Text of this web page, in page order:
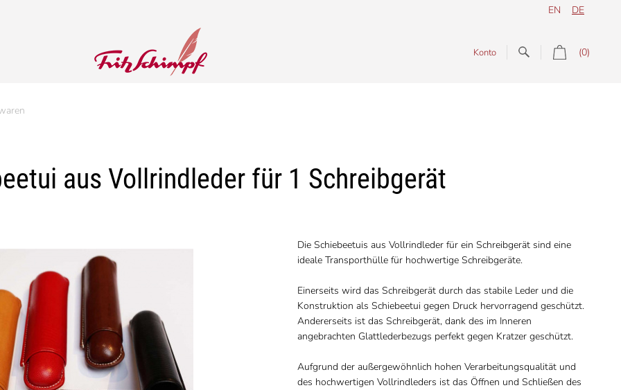
DE
EN
(0)
Konto
aus Vollrindleder für 1 Schreibgerät
Die Schiebeetuis aus Vollrindleder für ein Schreibgerät sind eine
ideale Transporthülle für hochwertige Schreibgeräte.
Einerseits wird das Schreibgerät durch das stabile Leder und die
Konstruktion als Schiebeetui gegen Druck hervorragend geschützt.
Andererseits ist das Schreibgerät, dank des im Inneren
angebrachten Glattlederbezugs perfekt gegen Kratzer geschützt.
Aufgrund der außergewöhnlich hohen Verarbeitungsqualität und
des hochwertigen Vollrindleders ist das Öffnen und Schließen des